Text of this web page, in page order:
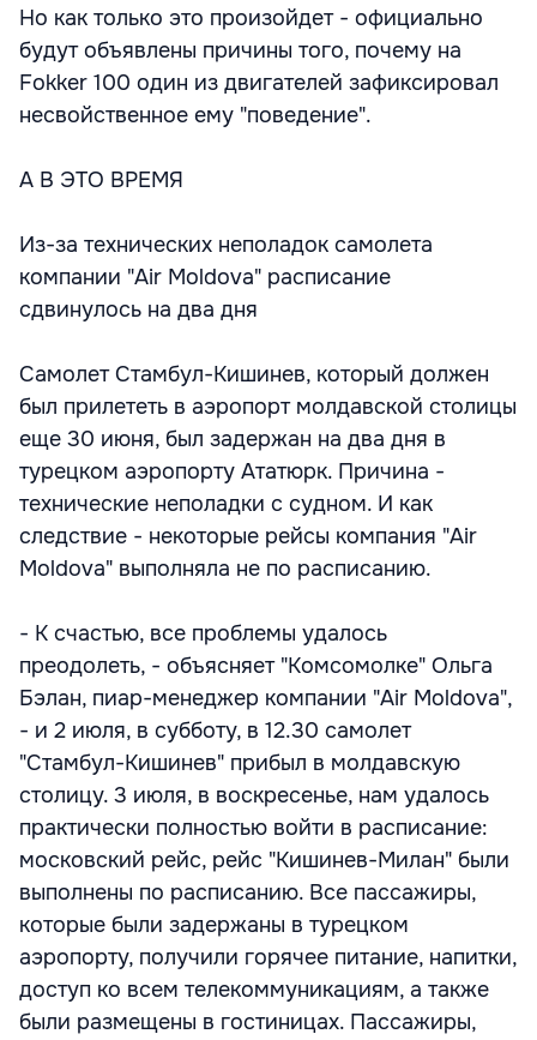
Но как только это произойдет - официально
будут объявлены причины того, почему на
Fokker 100 один из двигателей зафиксировал
несвойственное ему "поведение".
А В ЭТО ВРЕМЯ
Из-за технических неполадок самолета
компании "Air Moldova" расписание
сдвинулось на два дня
Самолет Стамбул-Кишинев, который должен
был прилететь в аэропорт молдавской столицы
еще 30 июня, был задержан на два дня в
турецком аэропорту Ататюрк. Причина -
технические неполадки с судном. И как
следствие - некоторые рейсы компания "Air
Moldova" выполняла не по расписанию.
- К счастью, все проблемы удалось
преодолеть, - объясняет "Комсомолке" Ольга
Бэлан, пиар-менеджер компании "Air Moldova",
- и 2 июля, в субботу, в 12.30 самолет
"Стамбул-Кишинев" прибыл в молдавскую
столицу. 3 июля, в воскресенье, нам удалось
практически полностью войти в расписание:
московский рейс, рейс "Кишинев-Милан" были
выполнены по расписанию. Все пассажиры,
которые были задержаны в турецком
аэропорту, получили горячее питание, напитки,
доступ ко всем телекоммуникациям, а также
были размещены в гостиницах. Пассажиры,